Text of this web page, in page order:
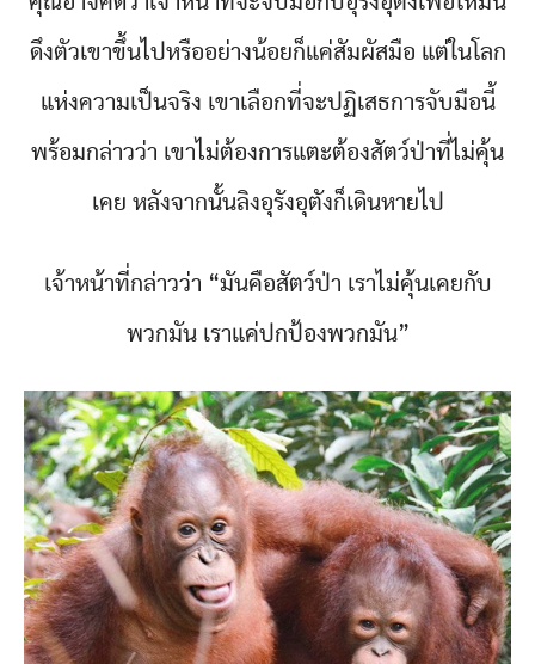
ดึงตัวเขาขึ้นไปหรืออย่างน้อยก็แค่สัมผัสมือ แต่ในโลก
แห่งความเป็นจริง เขาเลือกที่จะปฏิเสธการจับมือนี้
พร้อมกล่าวว่า เขาไม่ต้องการแตะต้องสัตว์ป่าที่ไม่คุ้น
เคย หลังจากนั้นลิงอุรังอุตังก็เดินหายไป
เจ้าหน้าที่กล่าวว่า “มันคือสัตว์ป่า เราไม่คุ้นเคยกับ
พวกมัน เราแค่ปกป้องพวกมัน”